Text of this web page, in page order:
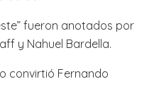
fueron anotados por
y Nahuel Bardella.
convirtió Fernando